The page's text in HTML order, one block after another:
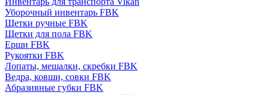
Уборочный инвентарь FBK
Щетки ручные FBK
Щетки для пола FBK
Ерши FBK
Рукоятки FBK
Лопаты, мешалки, скребки FBK
Ведра, ковши, совки FBK
Абразивные губки FBK